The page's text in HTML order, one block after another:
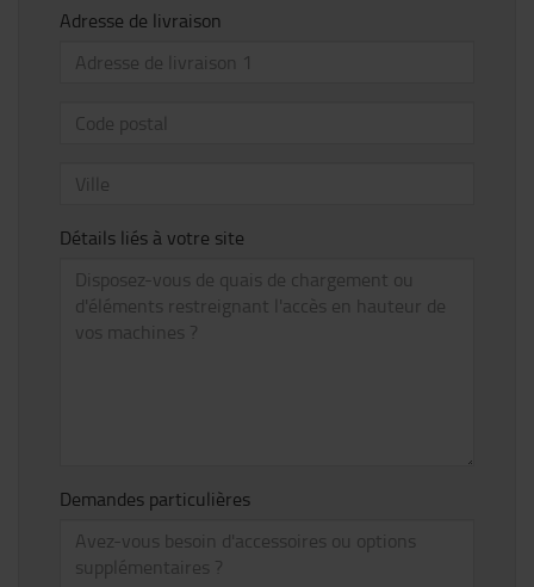
Adresse de livraison
Détails liés à votre site
Demandes particulières